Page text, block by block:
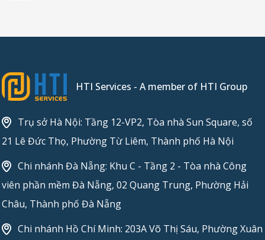
HTI Services - A member of HTI Group
Trụ sở Hà Nội: Tầng 12-VP2, Tòa nhà Sun Square, số
21 Lê Đức Thọ, Phường Từ Liêm, Thành phố Hà Nội
Chi nhánh Đà Nẵng: Khu C - Tầng 2 - Tòa nhà Công
viên phần mềm Đà Nẵng, 02 Quang Trung, Phường Hải
Châu, Thành phố Đà Nẵng
Chi nhánh Hồ Chí Minh: 203A Võ Thị Sáu, Phường Xuân